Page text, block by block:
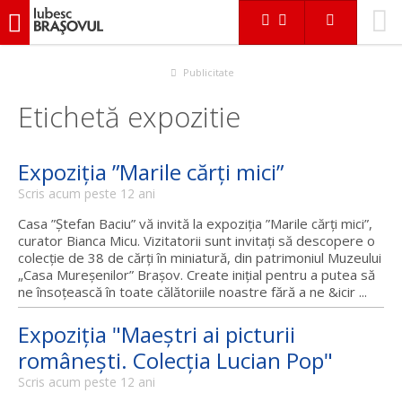
iubescbraşovul.ro
Publicitate
Etichetă expozitie
Expoziţia ”Marile cărți mici”
Scris acum peste 12 ani
Casa ”Ștefan Baciu” vă invită la expoziţia ”Marile cărți mici”,
curator Bianca Micu. Vizitatorii sunt invitaţi să descopere o
colecţie de 38 de cărţi în miniatură, din patrimoniul Muzeului
„Casa Mureşenilor” Braşov. Create iniţial pentru a putea să
ne însoţească în toate călătoriile noastre fără a ne &icir ...
Expoziţia "Maeştri ai picturii
româneşti. Colecţia Lucian Pop"
Scris acum peste 12 ani